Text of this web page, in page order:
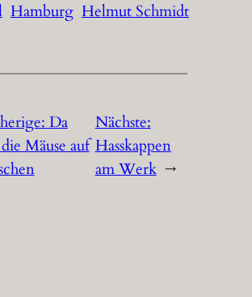
Hamburg Helmut Schmidt
Da
Mäuse auf
Nächste:
Hasskappen
am Werk →